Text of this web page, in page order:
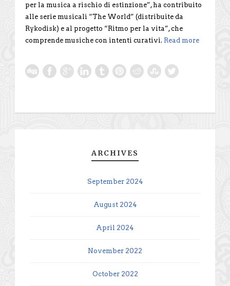
per la musica a rischio di estinzione”, ha contribuito
alle serie musicali “The World” (distribuite da
Rykodisk) e al progetto “Ritmo per la vita”, che
comprende musiche con intenti curativi. Read more
ARCHIVES
September 2024
August 2024
April 2024
November 2022
October 2022